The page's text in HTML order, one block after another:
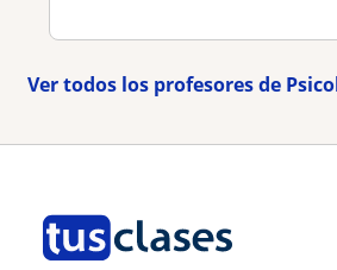
Ver todos los profesores de